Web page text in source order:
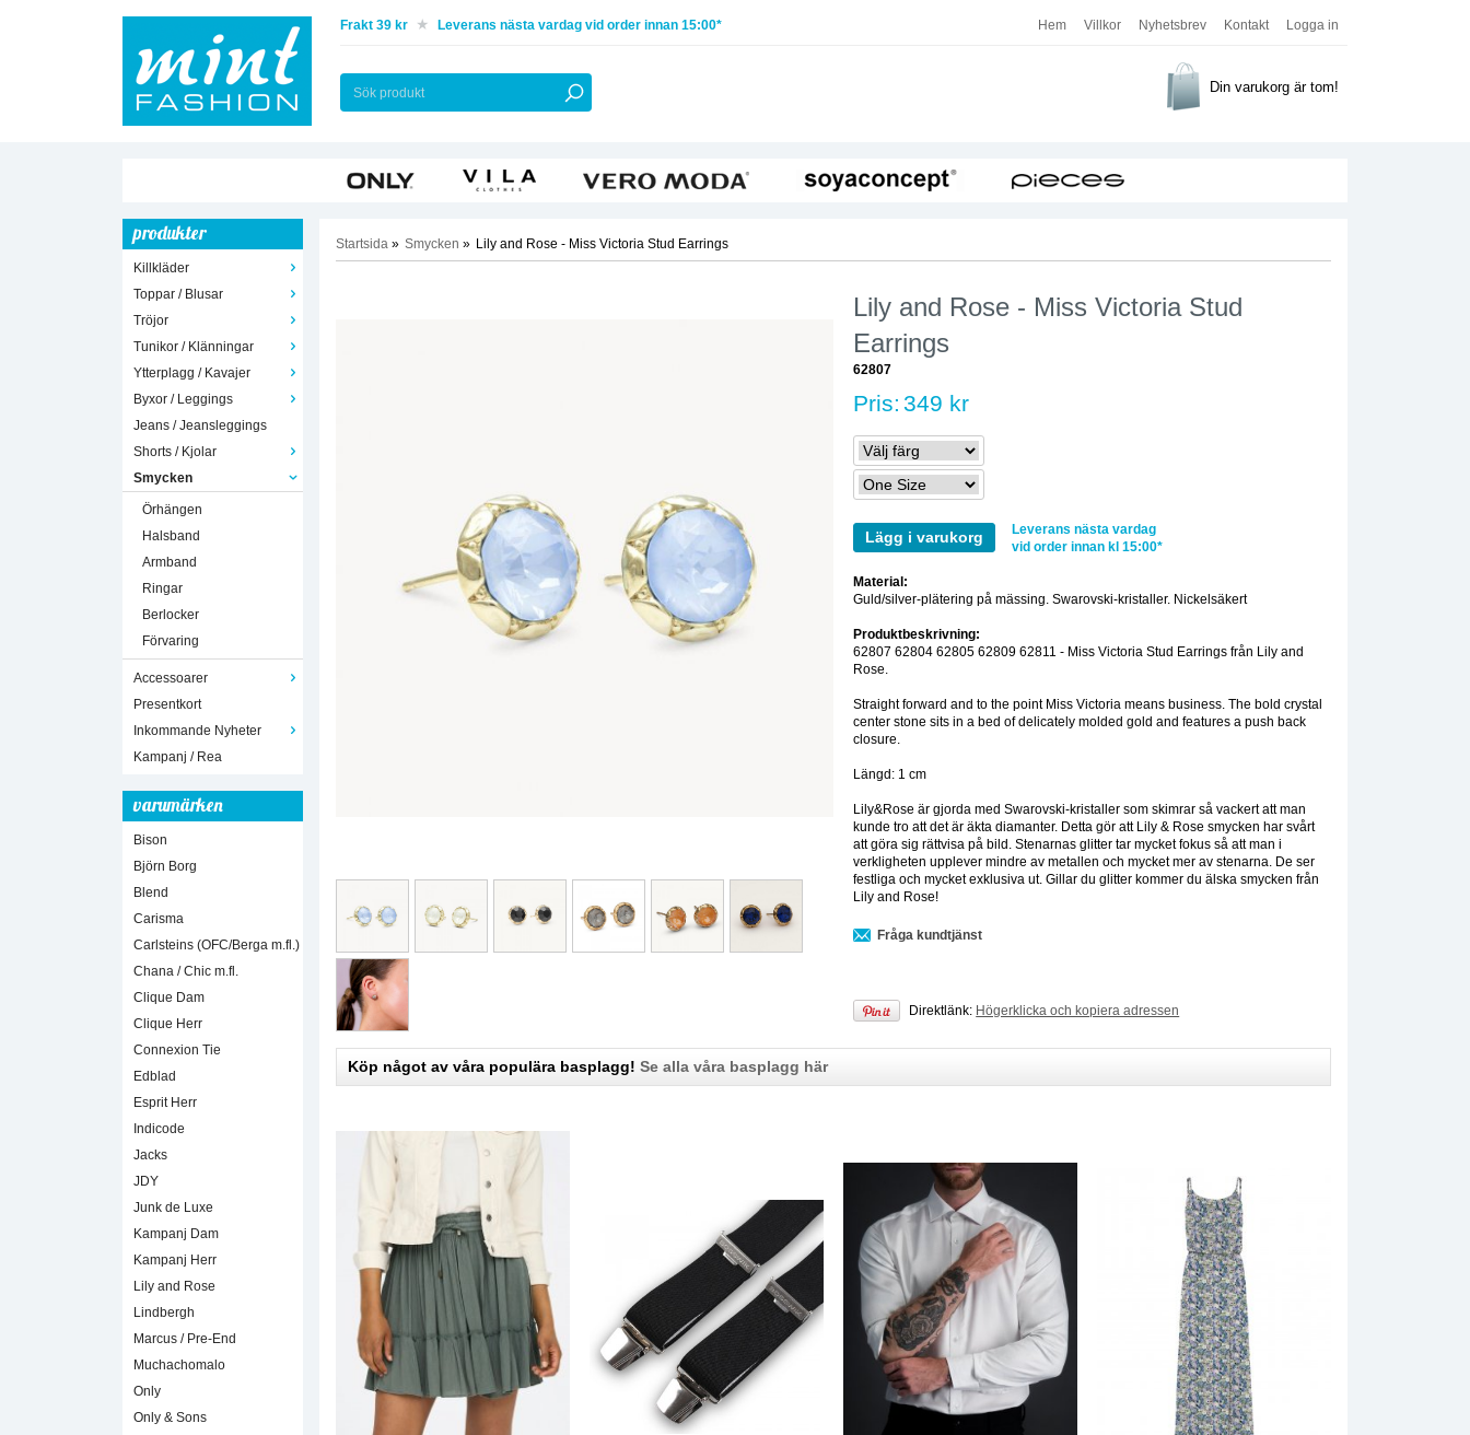
Hem Villkor Nyhetsbrev Kontakt Logga in
Frakt 39 kr Leverans nästa vardag vid order innan 15:00*
Din varukorg är tom!
produkter
Killkläder
Toppar / Blusar
Tröjor
Tunikor / Klänningar
Ytterplagg / Kavajer
Byxor / Leggings
Jeans / Jeansleggings
Shorts / Kjolar
Smycken
Örhängen
Halsband
Armband
Ringar
Berlocker
Förvaring
Accessoarer
Presentkort
Inkommande Nyheter
Kampanj / Rea
varumärken
Bison
Björn Borg
Blend
Carisma
Carlsteins (OFC/Berga m.fl.)
Chana / Chic m.fl.
Clique Dam
Clique Herr
Connexion Tie
Edblad
Esprit Herr
Indicode
Jacks
JDY
Junk de Luxe
Kampanj Dam
Kampanj Herr
Lily and Rose
Lindbergh
Marcus / Pre-End
Muchachomalo
Only
Only & Sons
Startsida » Smycken » Lily and Rose - Miss Victoria Stud Earrings
Lily and Rose - Miss Victoria Stud
Earrings
62807
Pris: 349 kr
Lägg i varukorg
Leverans nästa vardag
vid order innan kl 15:00*
Material:
Guld/silver-plätering på mässing. Swarovski-kristaller. Nickelsäkert
Produktbeskrivning:
62807 62804 62805 62809 62811 - Miss Victoria Stud Earrings från Lily and
Rose.
Straight forward and to the point Miss Victoria means business. The bold crystal
center stone sits in a bed of delicately molded gold and features a push back
closure.
Längd: 1 cm
Lily&Rose är gjorda med Swarovski-kristaller som skimrar så vackert att man
kunde tro att det är äkta diamanter. Detta gör att Lily & Rose smycken har svårt
att göra sig rättvisa på bild. Stenarnas glitter tar mycket fokus så att man i
verkligheten upplever mindre av metallen och mycket mer av stenarna. De ser
festliga och mycket exklusiva ut. Gillar du glitter kommer du älska smycken från
Lily and Rose!
Fråga kundtjänst
Direktlänk: Högerklicka och kopiera adressen
Köp något av våra populära basplagg! Se alla våra basplagg här